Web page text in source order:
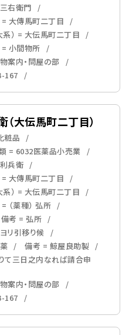
右衛門
= 大傳馬町二丁目
） = 大伝馬町二丁目
= 小間物所
案内・問屋の部
167
大伝馬町二丁目）
粧品
= 6032医薬品小売業
兵衛
= 大傳馬町二丁目
） = 大伝馬町二丁目
（薬種） 弘所
備考 = 弘所
リ引移り候
備考 = 鯨屋良助製
て三日之内なれば請合申
案内・問屋の部
167